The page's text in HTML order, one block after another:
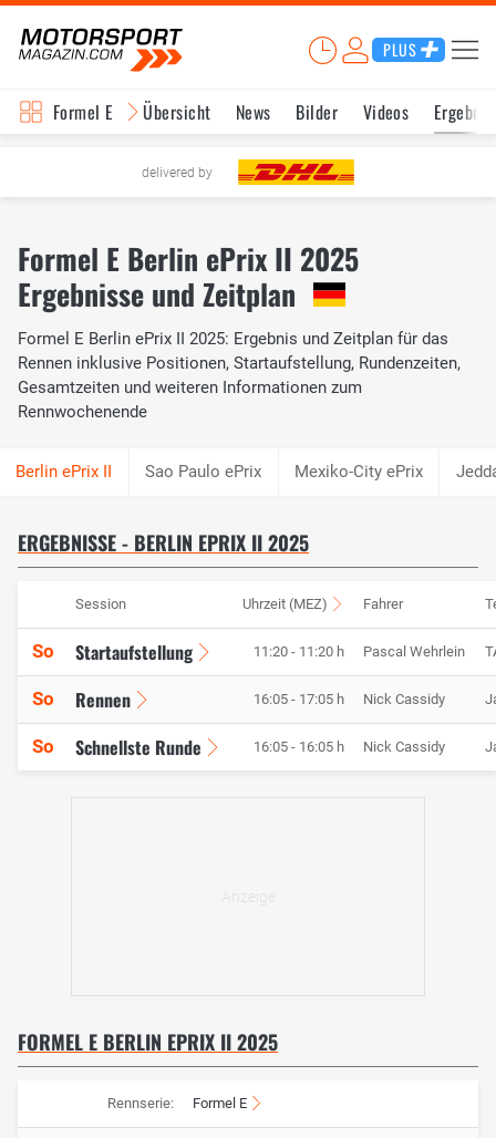
PLUS
Formel E Übersicht News Bilder Videos
delivered by
Formel E Berlin ePrix II 2025
Ergebnisse und Zeitplan
Formel E Berlin ePrix II 2025: Ergebnis und Zeitplan für das
Rennen inklusive Positionen, Startaufstellung, Rundenzeiten,
Gesamtzeiten und weiteren Informationen zum
Rennwochenende
Sao Paulo ePrix Mexiko-City ePrix
ERGEBNISSE - BERLIN EPRIX II 2025
Session Uhrzeit (MEZ) Fahrer
So Startaufstellung 11:20 - 11:20 h Pascal Wehrlein
So Rennen 16:05 - 17:05 h Nick Cassidy
So Schnellste Runde 16:05 - 16:05 h Nick Cassidy
FORMEL E BERLIN EPRIX II 2025
Rennserie: Formel E